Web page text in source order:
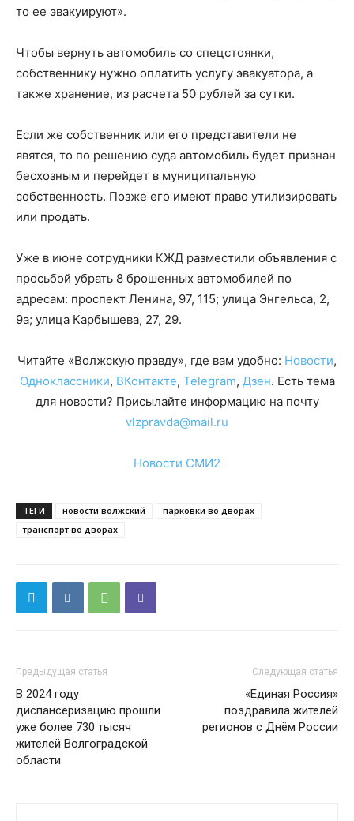
то ее эвакуируют».
Чтобы вернуть автомобиль со спецстоянки,
собственнику нужно оплатить услугу эвакуатора, а
также хранение, из расчета 50 рублей за сутки.
Если же собственник или его представители не
явятся, то по решению суда автомобиль будет признан
бесхозным и перейдет в муниципальную
собственность. Позже его имеют право утилизировать
или продать.
Уже в июне сотрудники КЖД разместили объявления с
просьбой убрать 8 брошенных автомобилей по
адресам: проспект Ленина, 97, 115; улица Энгельса, 2,
9а; улица Карбышева, 27, 29.
Читайте «Волжскую правду», где вам удобно: Новости,
Одноклассники, ВКонтакте, Telegram, Дзен. Есть тема
для новости? Присылайте информацию на почту
vlzpravda@mail.ru
Новости СМИ2
ТЕГИ новости волжский
парковки во дворах
транспорт во дворах
Предыдущая статья
В 2024 году
диспансеризацию прошли
уже более 730 тысяч
жителей Волгоградской
области
Следующая статья
«Единая Россия»
поздравила жителей
регионов с Днём России